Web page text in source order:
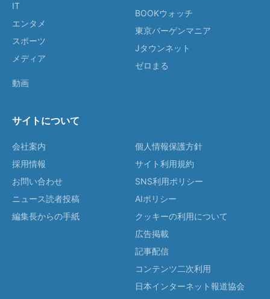
IT
エンタメ
スポーツ
メディア
動画
BOOKウォッチ
東京バーゲンマニア
Jタウンネット
ゼロまる
サイトについて
会社案内
採用情報
お問い合わせ
ニュース読者投稿
編集長からの手紙
個人情報保護方針
サイト利用規約
SNS利用ポリシー
AIポリシー
クッキーの利用について
広告掲載
記事配信
コンテンツ二次利用
日本インターネット報道協会